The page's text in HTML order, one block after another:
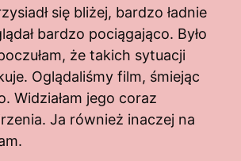
się bliżej, bardzo ładnie
bardzo pociągająco. Było
że takich sytuacji
Oglądaliśmy film, śmiejąc
Widziałam jego coraz
Ja również inaczej na